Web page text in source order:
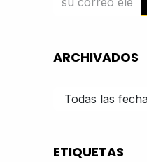
ARCHIVADOS
ETIQUETAS